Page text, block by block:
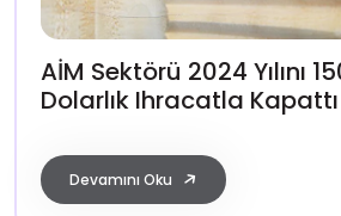
AİM Sektörü 2024 Yılını
Dolarlık Ihracatla Kapattı
Devamını Oku